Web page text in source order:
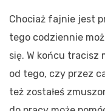
Chociaż fajnie jest
tego codziennie
się. W końcu tracisz
od tego, czy przez
też zostałeś